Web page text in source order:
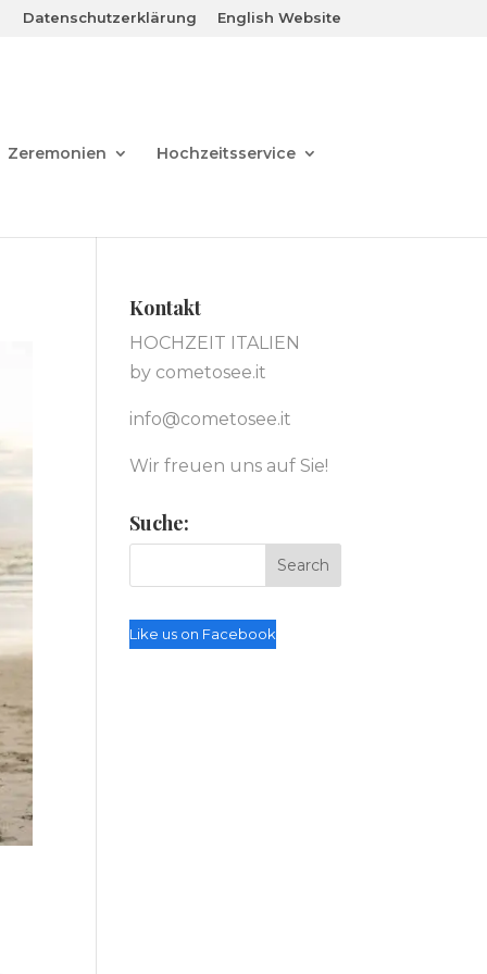
Datenschutzerklärung English Website
Zeremonien Hochzeitsservice
Kontakt
HOCHZEIT ITALIEN
by cometosee.it
info@cometosee.it
Wir freuen uns auf Sie!
Suche:
Like us on Facebook